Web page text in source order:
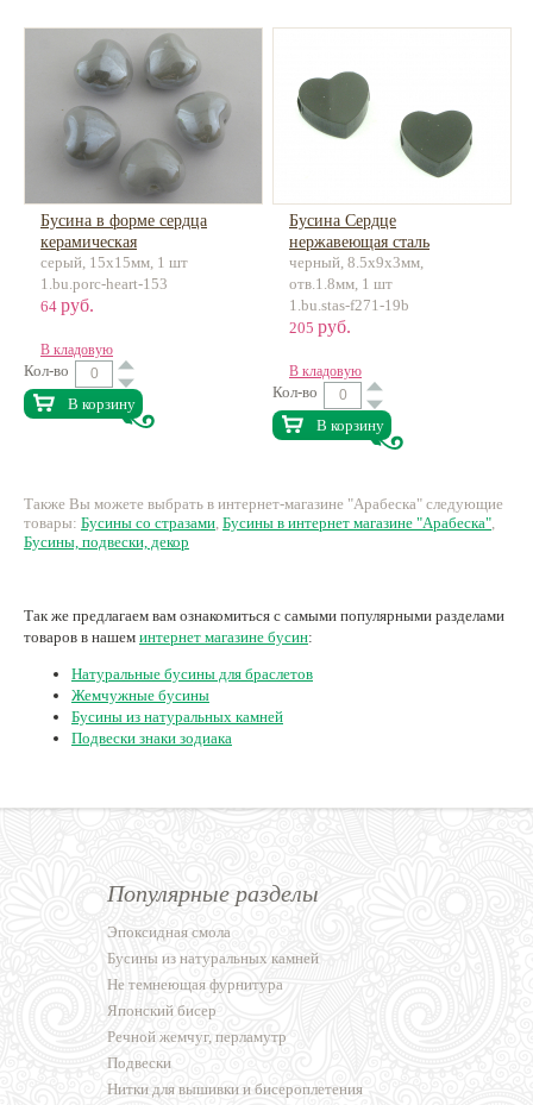
Бусина в форме сердца
керамическая
серый, 15х15мм, 1 шт
1.bu.porc-heart-153
64 руб.
В кладовую
Кол-во
В корзину
Бусина Сердце
нержавеющая сталь
черный, 8.5x9x3мм,
отв.1.8мм, 1 шт
1.bu.stas-f271-19b
205 руб.
В кладовую
Кол-во
В корзину
Также Вы можете выбрать в интернет-магазине "Арабеска" следующие
товары: Бусины со стразами, Бусины в интернет магазине "Арабеска",
Бусины, подвески, декор
Так же предлагаем вам ознакомиться с самыми популярными разделами
товаров в нашем интернет магазине бусин:
Натуральные бусины для браслетов
Жемчужные бусины
Бусины из натуральных камней
Подвески знаки зодиака
Популярные разделы
Эпоксидная смола
Бусины из натуральных камней
Не темнеющая фурнитура
Японский бисер
Речной жемчуг, перламутр
Подвески
Нитки для вышивки и бисероплетения